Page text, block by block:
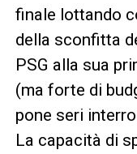
finale lottando
della sconfitta
PSG alla sua
(ma forte di
pone seri
La capacità di